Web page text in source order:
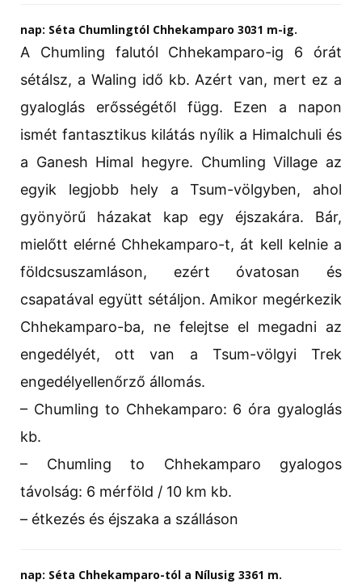
nap: Séta Chumlingtól Chhekamparo 3031 m-ig.
A Chumling falutól Chhekamparo-ig 6 órát
sétálsz, a Waling idő kb. Azért van, mert ez a
gyaloglás erősségétől függ. Ezen a napon
ismét fantasztikus kilátás nyílik a Himalchuli és
a Ganesh Himal hegyre. Chumling Village az
egyik legjobb hely a Tsum-völgyben, ahol
gyönyörű házakat kap egy éjszakára. Bár,
mielőtt elérné Chhekamparo-t, át kell kelnie a
földcsuszamláson, ezért óvatosan és
csapatával együtt sétáljon. Amikor megérkezik
Chhekamparo-ba, ne felejtse el megadni az
engedélyét, ott van a Tsum-völgyi Trek
engedélyellenőrző állomás.
– Chumling to Chhekamparo: 6 óra gyaloglás
kb.
– Chumling to Chhekamparo gyalogos
távolság: 6 mérföld / 10 km kb.
– étkezés és éjszaka a szálláson
nap: Séta Chhekamparo-tól a Nílusig 3361 m.